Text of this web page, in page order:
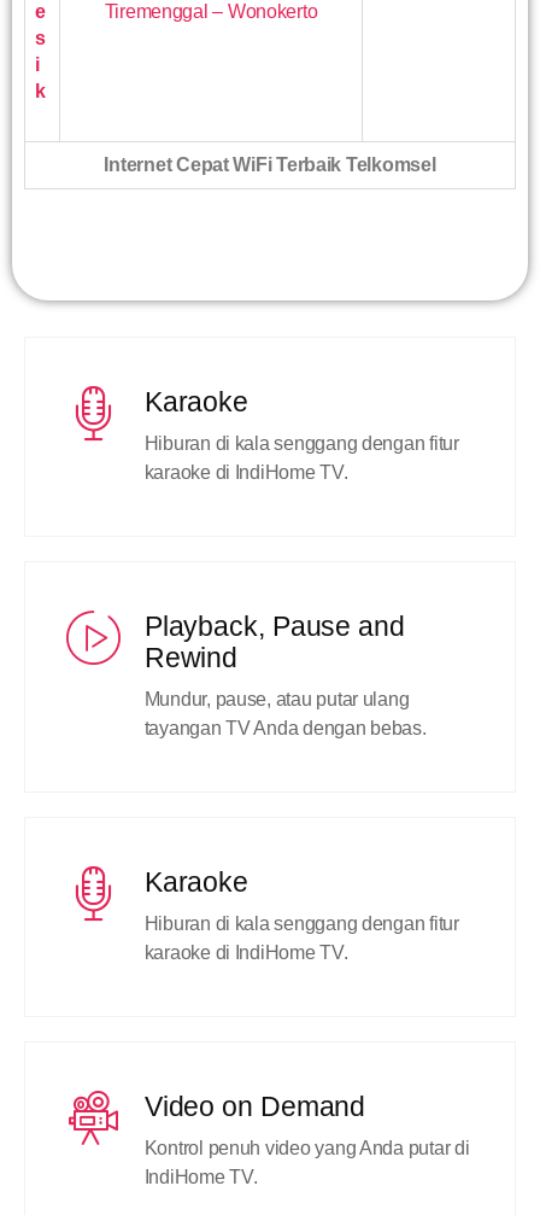
e
s
i
k
Tiremenggal – Wonokerto
Internet Cepat WiFi Terbaik Telkomsel
Karaoke
Hiburan di kala senggang dengan fitur
karaoke di IndiHome TV.
Playback, Pause and
Rewind
Mundur, pause, atau putar ulang
tayangan TV Anda dengan bebas.
Karaoke
Hiburan di kala senggang dengan fitur
karaoke di IndiHome TV.
Video on Demand
Kontrol penuh video yang Anda putar di
IndiHome TV.